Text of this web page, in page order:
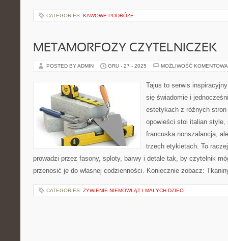
CATEGORIES: KAWOWE PODRÓŻE
METAMORFOZY CZYTELNICZEK
POSTED BY ADMIN GRU - 27 - 2025 MOŻLIWOŚĆ
Tajus to serwis
się świadomie i
estetykach z różnych
opowieści stoi italian
francuska nonszalancja,
trzech etykietach. To
prowadzi przez fasony, sploty, barwy i detale tak, by czytelnik
przenosić je do własnej codzienności. Koniecznie zobacz:
CATEGORIES: ŻYWIENIE NIEMOWLĄT I MAŁYCH DZIECI